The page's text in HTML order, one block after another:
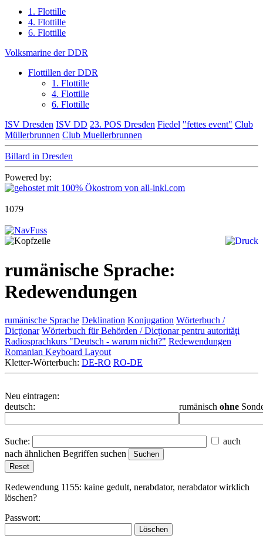
1. Flottille
4. Flottille
6. Flottille
Volksmarine der DDR
Flottillen der DDR
1. Flottille
4. Flottille
6. Flottille
ISV Dresden ISV DD 23. POS Dresden Fiedel "fettes event" Club
Müllerbrunnen Club Muellerbrunnen
Billard in Dresden
Powered by:
1079
rumänische Sprache:
Redewendungen
rumänische Sprache Deklination Konjugation Wörterbuch /
Dicţionar Wörterbuch für Behörden / Dicţionar pentru autorităţi
Radiosprachkurs "Deutsch - warum nicht?" Redewendungen
Romanian Keyboard Layout
Kletter-Wörterbuch: DE-RO RO-DE
Neu eintragen:
deutsch:
rumänisch ohne
Suche:
auch
nach ähnlichen Begriffen suchen
Redewendung 1155: kaine gedult, nerabdator, nerabdatorwirklich
löschen?
Passwort: